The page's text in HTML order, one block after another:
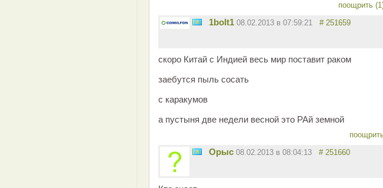
поощрить
1bolt1 08.02.2013 в 07:59:21 # 251659
скоро Китай с Индией весь мир поставит раком
заебутся пыль сосать
с каракумов
а пустыня две недели весной это РАй земной
Орыс 08.02.2013 в 08:04:13 # 251660